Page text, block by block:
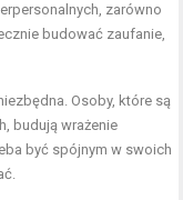
zarówno
budować zaufanie,
Osoby, które są
budują wrażenie
być spójnym w swoich